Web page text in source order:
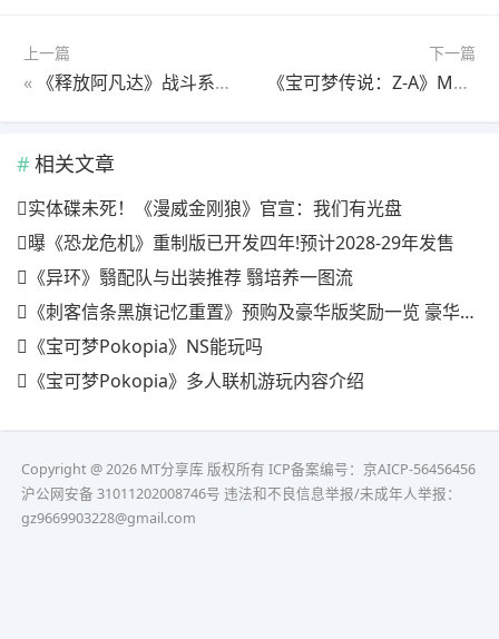
上一篇
« 《释放阿凡达》战斗系统及动作介绍
下一篇
《宝可梦传说：Z-A》Mega进化真相详细解析
相关文章
实体碟未死！《漫威金刚狼》官宣：我们有光盘
曝《恐龙危机》重制版已开发四年!预计2028-29年发售
《异环》翳配队与出装推荐 翳培养一图流
《刺客信条黑旗记忆重置》预购及豪华版奖励一览 豪华版有什么
《宝可梦Pokopia》NS能玩吗
《宝可梦Pokopia》多人联机游玩内容介绍
Copyright @ 2026 MT分享库 版权所有 ICP备案编号：京AICP-56456456
沪公网安备 31011202008746号 违法和不良信息举报/未成年人举报：
gz9669903228@gmail.com